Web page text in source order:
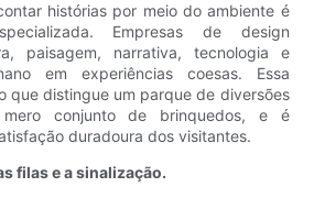
histórias por meio do ambiente é
Empresas de design
paisagem, narrativa, tecnologia e
em experiências coesas. Essa
que distingue um parque de diversões
conjunto de brinquedos, e é
duradoura dos visitantes.
filas e a sinalização.